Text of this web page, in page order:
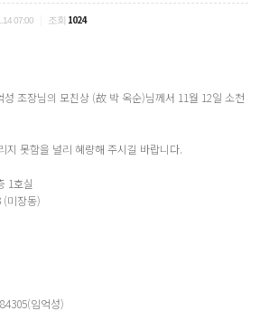
07:00 조회 1024
조장님의 모친상 (故 박 옥순)님께서 11월 12일 소천
지 못함을 널리 혜량해 주시길 바랍니다.
1호실
(미장동)
임억성)